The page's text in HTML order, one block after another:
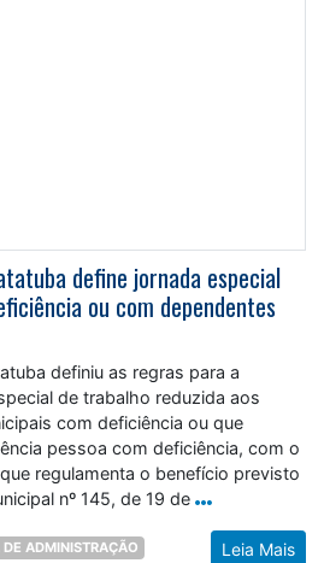
define jornada especial
ou com dependentes
definiu as regras para a
de trabalho reduzida aos
com deficiência ou que
pessoa com deficiência, com o
regulamenta o benefício previsto
nº 145, de 19 de
Leia Mais
DE ADMINISTRAÇÃO